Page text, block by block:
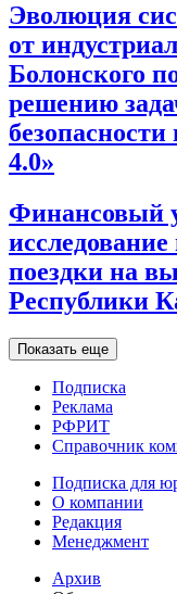
Эволюция
от
Болонского
решению
4.0»
Финансовый
поездки на
Республики
Показать еще
Подписка
Реклама
РФРИТ
Справочник
Подписка для
О компании
Редакция
Менеджмент
Архив